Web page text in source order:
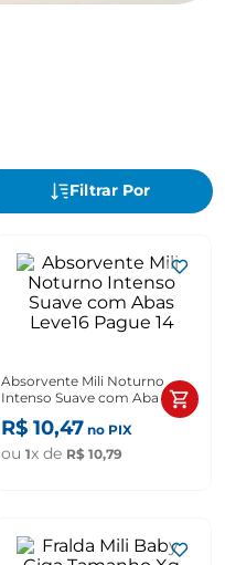
Absorvente Mili Noturno
Intenso Suave com Abas
Leve16 Pague 14
R$ 10,47 no PIX
ou 1x de R$ 10,79